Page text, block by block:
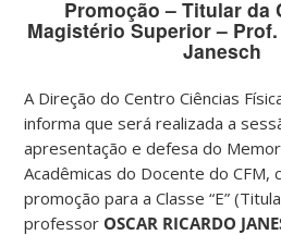
Promoção – Titular da
Magistério Superior –
Janesch
A Direção do Centro Ciências
informa que será realizada a
apresentação e defesa do
Acadêmicas do Docente do CFM,
promoção para a Classe “E”
professor OSCAR RICARDO